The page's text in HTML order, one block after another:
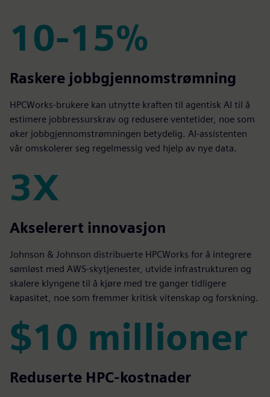
10-15%
10-15%
Raskere jobbgjennomstrømning
HPCWorks-brukere kan utnytte kraften til agentisk AI til å
estimere jobbressurskrav og redusere ventetider, noe som
øker jobbgjennomstrømningen betydelig. AI-assistenten
vår omskolerer seg regelmessig ved hjelp av nye data.
3X
3X
Akselerert innovasjon
Johnson & Johnson distribuerte HPCWorks for å integrere
sømløst med AWS-skytjenester, utvide infrastrukturen og
skalere klyngene til å kjøre med tre ganger tidligere
kapasitet, noe som fremmer kritisk vitenskap og forskning.
$10 millioner
$10 millioner
Reduserte HPC-kostnader